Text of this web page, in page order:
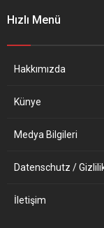
gerekçesiyle
(RT) Almanca yayın
Hızlı Menü
Hakkımızda
Künye
Medya Bilgileri
Datenschutz /
İletişim